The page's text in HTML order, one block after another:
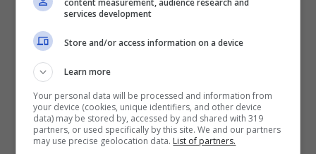
aprirne il latte. A prova superata Laerte
può portare due noci di cocco “nel cestino
della merenda”. Anche Adriano deve
superare una prova: un barile con dei pesci
vivi, deve riuscirne ad agguantarne uno in
30 secondi; in altrettanti 30 secondi deve
content measurement, audience research and
services development
Store and/or access information on a device
Learn more
Your personal data will be processed and information from
your device (cookies, unique identifiers, and other device
data) may be stored by, accessed by and shared with 319
partners, or used specifically by this site. We and our partners
may use precise geolocation data. List of partners.